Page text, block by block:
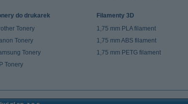
do drukarek
Tonery
Tonery
Tonery
Tonery
Filamenty 3D
1,75 mm PLA filament
1,75 mm ABS filament
1,75 mm PETG filament